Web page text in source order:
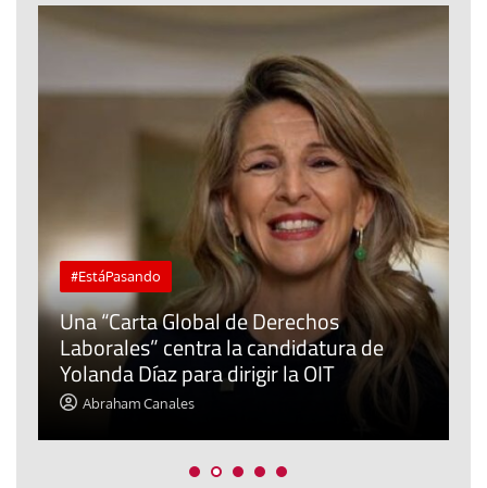
#EstáPasando
Una “Carta Global de Derechos
Laborales” centra la candidatura de
Yolanda Díaz para dirigir la OIT
Abraham Canales